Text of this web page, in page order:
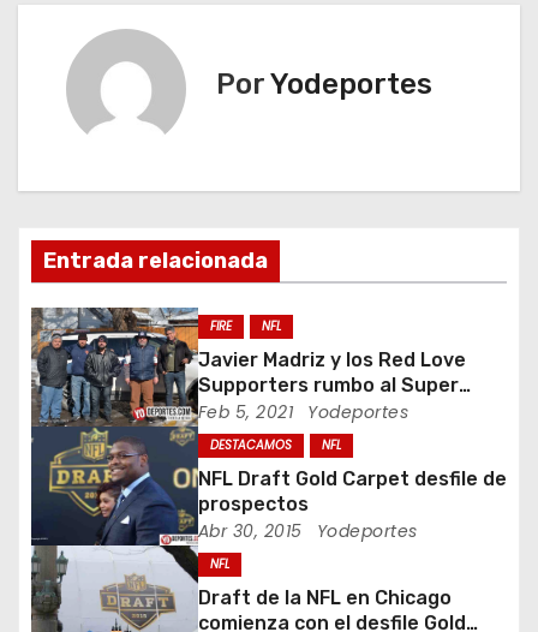
c
i
ó
n
d
e
e
n
PorYodeportes
Entrada relacionada
FIRE NFL
Javier Madriz y los Red Love
Supporters rumbo al Super
Bowl en Tampa Bay
Feb 5, 2021 Yodeportes
DESTACAMOS NFL
NFL Draft Gold Carpet desfile de
prospectos
Abr 30, 2015 Yodeportes
NFL
Draft de la NFL en Chicago
comienza con el desfile Gold